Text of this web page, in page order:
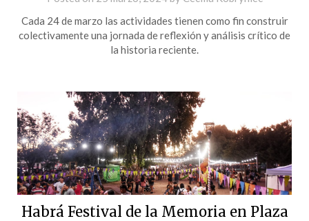
Cada 24 de marzo las actividades tienen como fin construir
colectivamente una jornada de reflexión y análisis crítico de
la historia reciente.
Habrá Festival de la Memoria en Plaza